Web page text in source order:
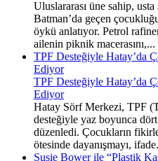
Uluslararası üne sahip,
Batman’da geçen
öykü anlatıyor. Petrol
ailenin piknik macerasını,...
TPF Desteğiyle Hatay’da
Ediyor
TPF Desteğiyle Hatay’da
Ediyor
Hatay Sörf Merkezi, TPF
desteğiyle yaz boyunca
düzenledi. Çocukların
ötesinde dayanışmayı,
Susie Bower ile “Plastik